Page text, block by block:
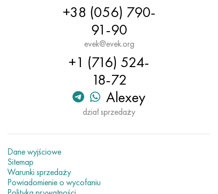
+38 (056) 790-
91-90
evek@evek.org
+1 (716) 524-
18-72
Alexey
dział sprzedaży
Dane wyjściowe
Sitemap
Warunki sprzedaży
Powiadomienie o wycofaniu